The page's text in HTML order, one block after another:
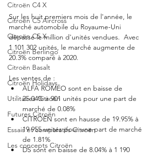
Citroën C4 X
Citroën C5 Aircross
Citroën C5 X
Citroën Berlingo
Citroën Basalt
Citroën Holidays
Utilitaires Citroën
Futures Citroën
Essais et comparatifs Citroën
Les concepts Citroën
Sur les huit premiers mois de l'année, le
marché automobile du Royaume-Uni
dépasse le million d'unités vendues.  Avec
1 101 302 unités, le marché augmente de
20.3% comparé à 2020.
Les ventes de :
ALFA ROMÉO sont en baisse de
25.04% à 901 unités pour une part de
marché de 0.08%
CITROËN sont en hausse de 19.95% à
19 955 unités pour une part de marché
de 1.81%
DS sont en baisse de 8.04% à 1 190